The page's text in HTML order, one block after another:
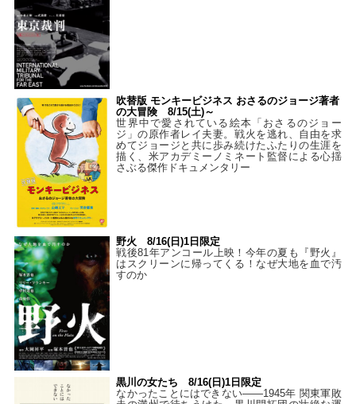
吹替版 モンキービジネス おさるのジョージ著者
の大冒険 8/15(土)～
世界中で愛されている絵本「おさるのジョー
ジ」の原作者レイ夫妻。戦火を逃れ、自由を求
めてジョージと共に歩み続けたふたりの生涯を
描く、米アカデミーノミネート監督による心揺
さぶる傑作ドキュメンタリー
野火 8/16(日)1日限定
戦後81年アンコール上映！今年の夏も『野火』
はスクリーンに帰ってくる！なぜ大地を血で汚
すのか
黒川の女たち 8/16(日)1日限定
なかったことにはできない——1945年 関東軍敗